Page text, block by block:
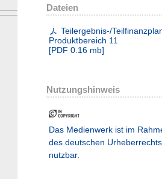
Dateien
Teilergebnis-/
Produktbereich 11
[PDF 0.16 mb]
Nutzungshinweis
Das Medienwerk ist im
des deutschen Urheberrechts
nutzbar.